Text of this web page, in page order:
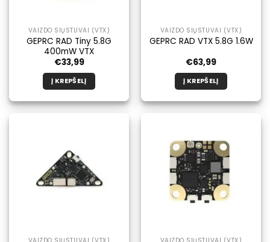
VAIZDO SIŲSTUVAI (VTX)
GEPRC RAD Tiny 5.8G
400mW VTX
€33,99
Į KREPŠELĮ
VAIZDO SIŲSTUVAI (VTX)
GEPRC RAD VTX 5.8G 1.6W
€63,99
Į KREPŠELĮ